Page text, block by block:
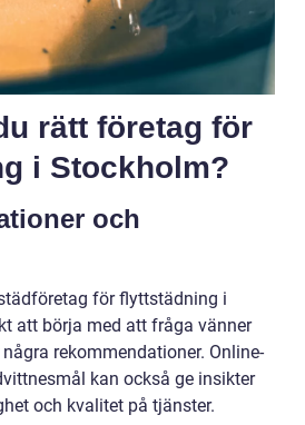
rätt företag för
i Stockholm?
och
för flyttstädning i
att börja med att fråga vänner
rekommendationer. Online-
kan också ge insikter
och kvalitet på tjänster.